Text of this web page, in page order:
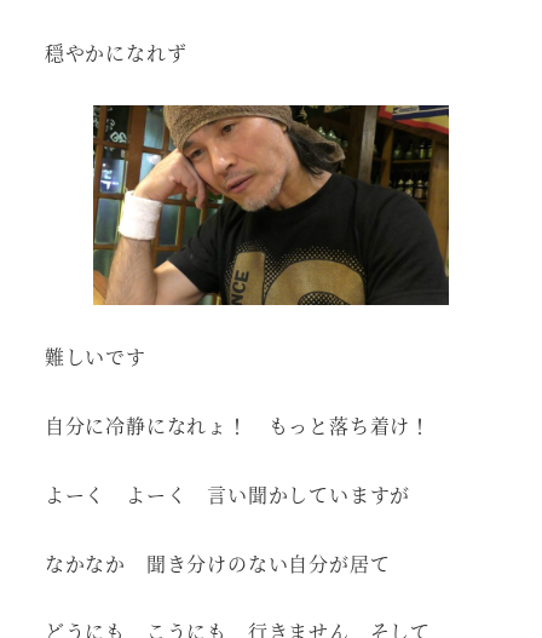
穏やかになれず
難しいです
自分に冷静になれょ！ もっと落ち着け！
よーく よーく 言い聞かしていますが
なかなか 聞き分けのない自分が居て
どうにも こうにも 行きません そして